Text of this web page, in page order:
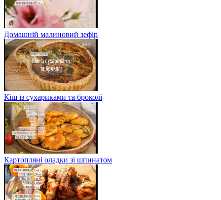
Домашній малиновий зефір
Кіш із сухариками та броколі
Картопляні оладки зі шпинатом